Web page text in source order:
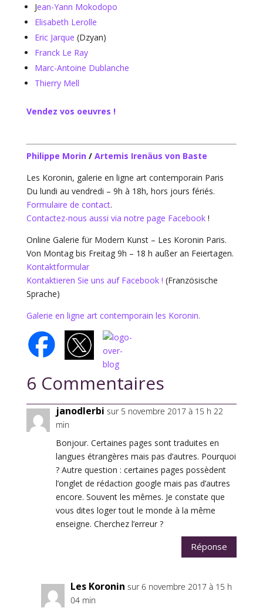
Jean-Yann Mokodopo
Elisabeth Lerolle
Eric Jarque (Dzyan)
Franck Le Ray
Marc-Antoine Dublanche
Thierry Mell
Vendez vos oeuvres !
Philippe Morin/ Artemis Irenäus von Baste
Les Koronin, galerie en ligne art contemporain Paris
Du lundi au vendredi – 9h à 18h, hors jours fériés.
Formulaire de contact.
Contactez-nous aussi via notre page Facebook !
Online Galerie für Modern Kunst – Les Koronin Paris.
Von Montag bis Freitag 9h – 18 h außer an Feiertagen.
Kontaktformular
Kontaktieren Sie uns auf Facebook ! (Französische
Sprache)
Galerie en ligne art contemporain les Koronin.
6 Commentaires
janodlerbi sur 5 novembre 2017 à 15 h 22
min
Bonjour. Certaines pages sont traduites en
langues étrangères mais pas d’autres. Pourquoi
? Autre question : certaines pages possèdent
l’onglet de rédaction google mais pas d’autres
encore. Souvent les mêmes. Je constate que
vous dites loger tout le monde à la même
enseigne. Cherchez l’erreur ?
Réponse
Les Koronin sur 6 novembre 2017 à 15 h
04 min